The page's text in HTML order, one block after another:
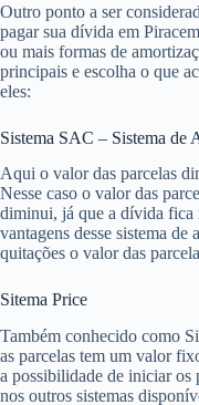
Outro ponto a ser
pagar sua dívida em
ou mais formas de
principais e escolha o que
eles:
Sistema SAC – Sistema de
Aqui o valor das parcelas
Nesse caso o valor das
diminui, já que a dívida fica
vantagens desse sistema
quitações o valor das
Sitema Price
Também conhecido como
as parcelas tem um valor
a possibilidade de iniciar os
nos outros sistemas